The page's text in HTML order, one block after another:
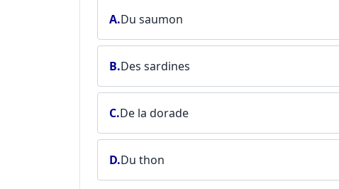
A.Du saumon
B.Des sardines
C.De la dorade
D.Du thon